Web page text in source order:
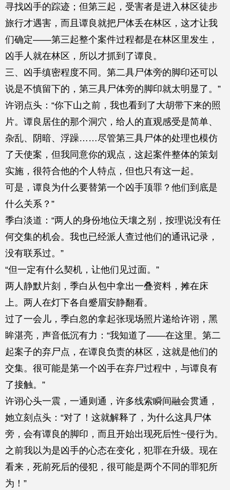
寻找凶手的踪迹；但第三起，受害者是进入林区徒步
旅行才遇害，而且谭良就把尸体丢在林区，这才让我
们确定——第三起整个案件过程都是在林区里发生，
凶手人就在林区，所以才抓到了谭良。
三、凶手缜密程度不同。第二具尸体旁的脚印还可以
说是不慎留下的，第三具尸体旁的脚印就太明显了。”
许诩点头：“你下山之前，我也看到了大胡带下来的照
片。谭良居住的那个洞穴，给人的直观感受是简单、
杂乱、阴暗、浮躁……尽管第三具尸体的处理也模仿
了天使案，但我同意你的观点，这起案件整体的策划
实施，很符合他的个人特点，但也只有这一起。
可是，谭良为什么要替第一个凶手顶罪？他们到底是
什么关系？”
季白淡道：“两人的身份地位天壤之别，按理说没有任
何交集的机会。我也已经派人查过他们的通讯记录，
没有联系过。”
“但一定有什么契机，让他们见过面。”
两人静默片刻，季白从包中拿出一叠资料，摊在床
上。两人在灯下各自蹙眉安静翻看。
过了一会儿，季白忽的拿起张现场照片递给许诩，黑
眸湛亮，声音低沉有力：“我知道了——在这里。第二
起案子的弃尸点，在谭良负责的林区，这就是他们的
交集。很可能是第一个凶手在弃尸过程中，与谭良有
了接触。”
许诩心头一震，一通则通，许多线索瞬间融会贯通，
她立刻点头：“对了！这就解释了，为什么这具尸体
旁，会有谭良的脚印，而且开始出现死后性~侵行为。
之前我以为是凶手的心态在变化，犯罪在升级。现在
看来，死前死后的侵犯，很可能是两个不同的罪犯所
为！”